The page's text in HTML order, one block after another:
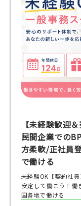
【未経験歓迎
民間企業での
方柔軟/正社員
で働ける
未経験OK【契約社
安定して働こう！
国各地で働ける